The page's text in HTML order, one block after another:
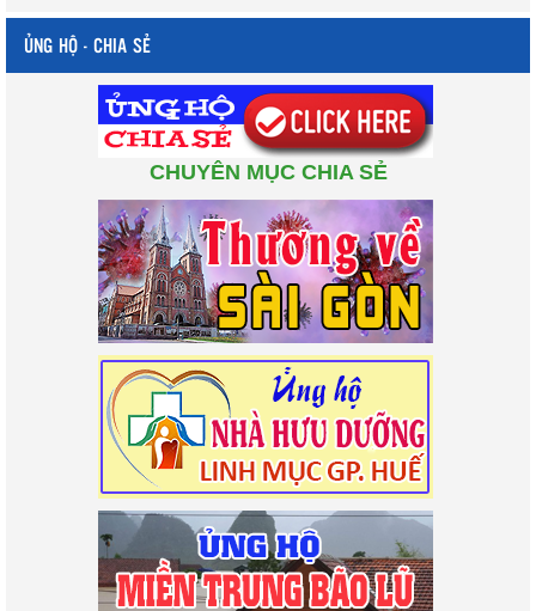
ỦNG HỘ - CHIA SẺ
CHUYÊN MỤC CHIA SẺ